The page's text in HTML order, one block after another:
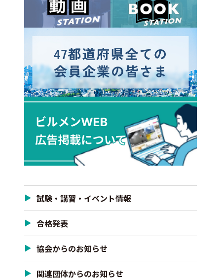
試験・講習・イベント情報
合格発表
協会からのお知らせ
関連団体からのお知らせ